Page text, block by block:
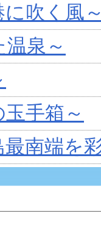
に吹く風
泉～
手箱～
南端を